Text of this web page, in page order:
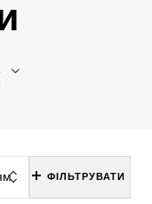
в нішу
39
ФІЛЬТРУВАТИ